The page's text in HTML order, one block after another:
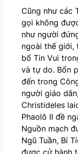
Cũng như các
gọi không
như người
ngoài thế giới,
bố Tin Vui
và tự do. Bổn
đến trong
người giáo
Christideles
Phaolô II đề
Nguồn mạch
Ngũ Tuần, Bí